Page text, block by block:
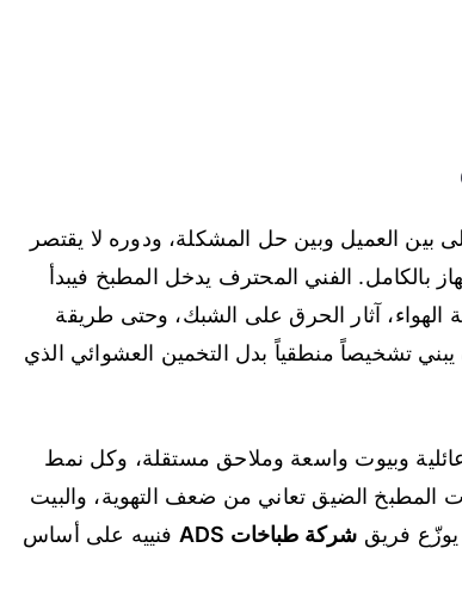
بين العميل وبين حل المشكلة، ودوره لا يقتصر
بالكامل. الفني المحترف يدخل المطبخ فيبدأ
الهواء، آثار الحرق على الشبك، وحتى طريقة
تشخيصاً منطقياً بدل التخمين العشوائي الذي
وبيوت واسعة وملاحق مستقلة، وكل نمط
الضيق تعاني من ضعف التهوية، والبيت
فريق شركة طباخات ADS
فنييه على أساس